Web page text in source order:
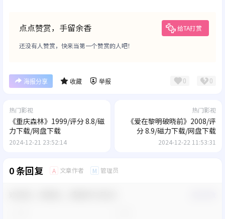
点点赞赏，手留余香 给TA打赏
还没有人赞赏，快来当第一个赞赏的人吧！
海报分享 收藏 举报 0 0
热门影视
《重庆森林》1999/评分 8.8/磁
力下载/网盘下载
2024-12-21 23:52:14
热门影视
《爱在黎明破晓前》2008/评
分 8.9/磁力下载/网盘下载
2024-12-22 11:53:31
0 条回复 A 文章作者 M 管理员